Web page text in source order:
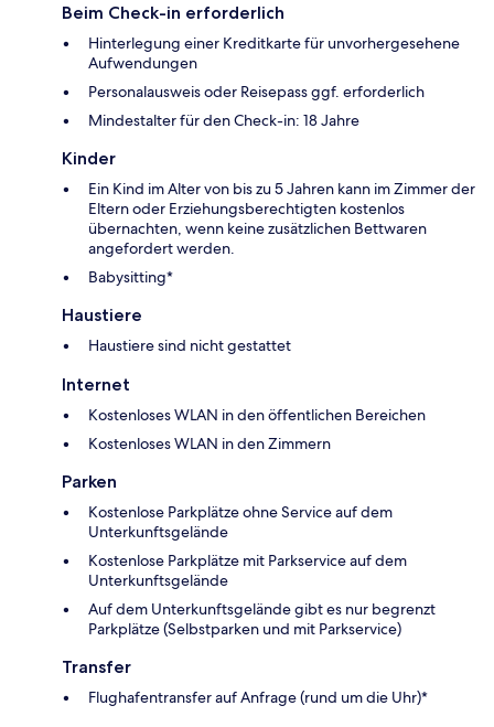
Beim Check-in erforderlich
Hinterlegung einer Kreditkarte für unvorhergesehene
Aufwendungen
Personalausweis oder Reisepass ggf. erforderlich
Mindestalter für den Check-in: 18 Jahre
Kinder
Ein Kind im Alter von bis zu 5 Jahren kann im Zimmer der
Eltern oder Erziehungsberechtigten kostenlos
übernachten, wenn keine zusätzlichen Bettwaren
angefordert werden.
Babysitting*
Haustiere
Haustiere sind nicht gestattet
Internet
Kostenloses WLAN in den öffentlichen Bereichen
Kostenloses WLAN in den Zimmern
Parken
Kostenlose Parkplätze ohne Service auf dem
Unterkunftsgelände
Kostenlose Parkplätze mit Parkservice auf dem
Unterkunftsgelände
Auf dem Unterkunftsgelände gibt es nur begrenzt
Parkplätze (Selbstparken und mit Parkservice)
Transfer
Flughafentransfer auf Anfrage (rund um die Uhr)*